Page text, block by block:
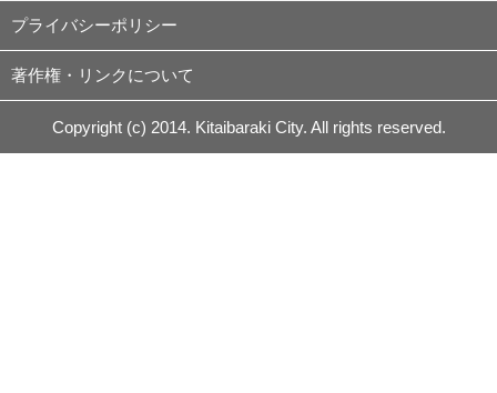
プライバシーポリシー
著作権・リンクについて
Copyright (c) 2014. Kitaibaraki City. All rights reserved.